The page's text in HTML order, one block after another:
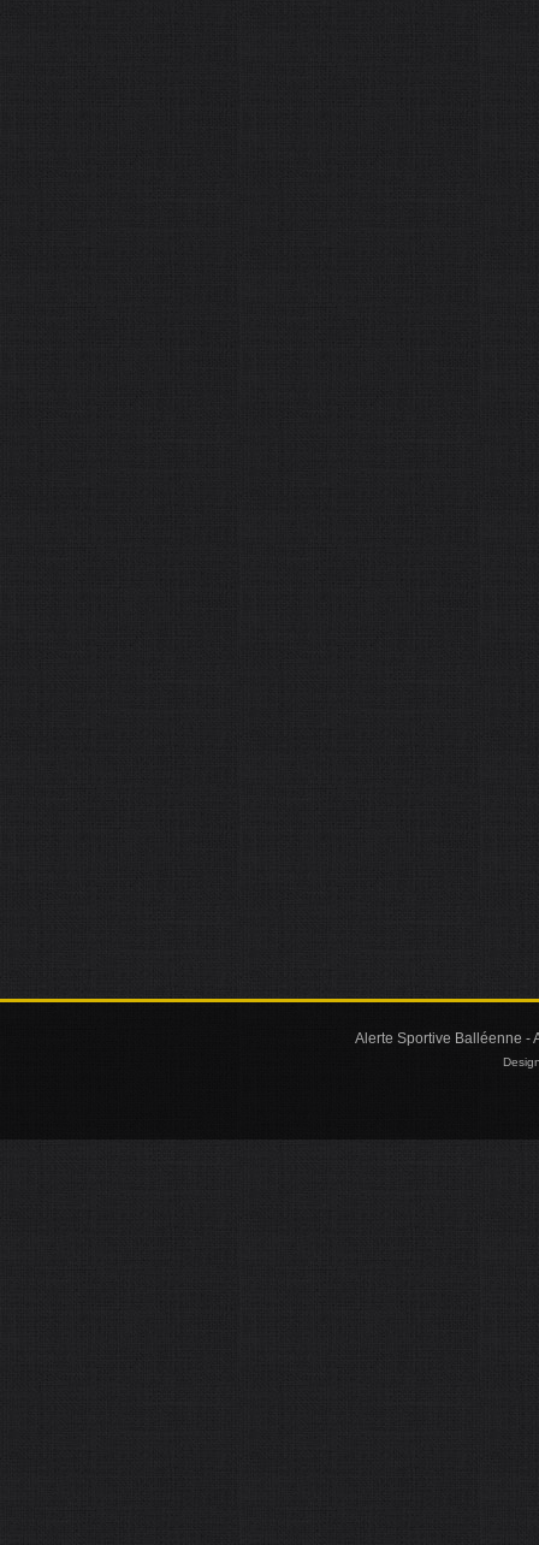
Alerte Sportive Balléenne -